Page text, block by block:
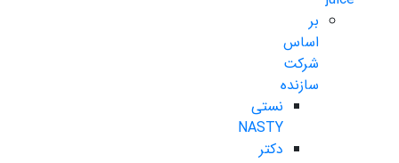
بر
اساس
شرکت
سازنده
نستی
NASTY
دکتر